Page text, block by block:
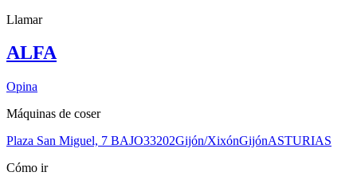
Llamar
ALFA
Opina
Máquinas de coser
Plaza San Miguel, 7 BAJO33202Gijón/XixónGijónASTURIAS
Cómo ir